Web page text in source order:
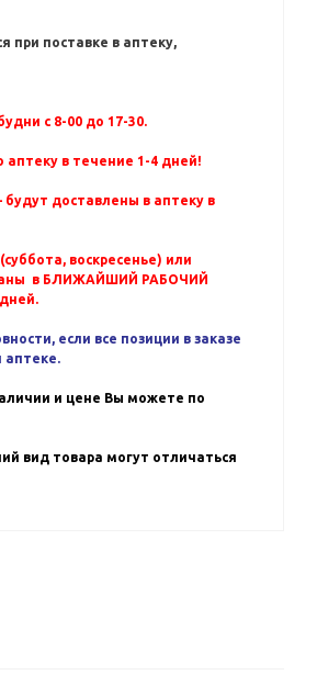
при поставке в аптеку,
с 8-00 до 17-30.
в течение 1-4 дней!
доставлены в аптеку в
воскресенье) или
в БЛИЖАЙШИЙ РАБОЧИЙ
если все позиции в заказе
аптеке.
и цене Вы можете по
вид товара могут отличаться